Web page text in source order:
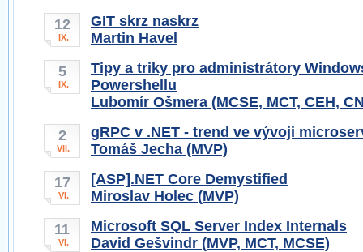
12
IX.
GIT skrz naskrz
Martin Havel
5
IX.
Tipy a triky pro administrátory
Powershellu
Lubomír Ošmera (MCSE, MCT, CEH,
2
VII.
gRPC v .NET - trend ve vývoji
Tomáš Jecha (MVP)
17
VI.
[ASP].NET Core Demystified
Miroslav Holec (MVP)
11
VI.
Microsoft SQL Server Index Internals
David Gešvindr (MVP, MCT, MCSE)